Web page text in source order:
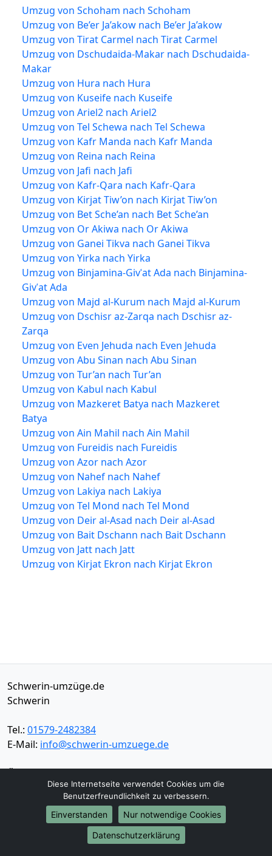
Umzug von Schoham nach Schoham
Umzug von Be’er Ja’akow nach Be’er Ja’akow
Umzug von Tirat Carmel nach Tirat Carmel
Umzug von Dschudaida-Makar nach Dschudaida-
Makar
Umzug von Hura nach Hura
Umzug von Kuseife nach Kuseife
Umzug von Ariel2 nach Ariel2
Umzug von Tel Schewa nach Tel Schewa
Umzug von Kafr Manda nach Kafr Manda
Umzug von Reina nach Reina
Umzug von Jafi nach Jafi
Umzug von Kafr-Qara nach Kafr-Qara
Umzug von Kirjat Tiw’on nach Kirjat Tiw’on
Umzug von Bet Sche’an nach Bet Sche’an
Umzug von Or Akiwa nach Or Akiwa
Umzug von Ganei Tikva nach Ganei Tikva
Umzug von Yirka nach Yirka
Umzug von Binjamina-Givʿat Ada nach Binjamina-
Givʿat Ada
Umzug von Majd al-Kurum nach Majd al-Kurum
Umzug von Dschisr az-Zarqa nach Dschisr az-
Zarqa
Umzug von Even Jehuda nach Even Jehuda
Umzug von Abu Sinan nach Abu Sinan
Umzug von Tur’an nach Tur’an
Umzug von Kabul nach Kabul
Umzug von Mazkeret Batya nach Mazkeret
Batya
Umzug von Ain Mahil nach Ain Mahil
Umzug von Fureidis nach Fureidis
Umzug von Azor nach Azor
Umzug von Nahef nach Nahef
Umzug von Lakiya nach Lakiya
Umzug von Tel Mond nach Tel Mond
Umzug von Deir al-Asad nach Deir al-Asad
Umzug von Bait Dschann nach Bait Dschann
Umzug von Jatt nach Jatt
Umzug von Kirjat Ekron nach Kirjat Ekron
Schwerin-umzüge.de
Schwerin
Tel.: 01579-2482384
E-Mail: info@schwerin-umzuege.de
Datenschutz
Diese Internetseite verwendet Cookies um die
Benutzerfreundlichkeit zu verbessern.
Einverstanden
Nur notwendige Cookies
Datenschutzerklärung